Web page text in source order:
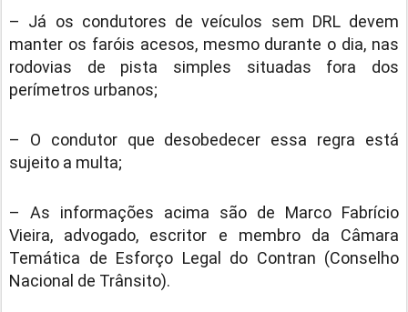
– Já os condutores de veículos sem DRL devem
manter os faróis acesos, mesmo durante o dia, nas
rodovias de pista simples situadas fora dos
perímetros urbanos;
– O condutor que desobedecer essa regra está
sujeito a multa;
– As informações acima são de Marco Fabrício
Vieira, advogado, escritor e membro da Câmara
Temática de Esforço Legal do Contran (Conselho
Nacional de Trânsito).